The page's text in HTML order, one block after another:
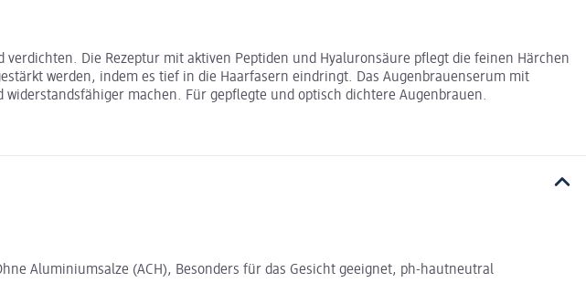
Die Rezeptur mit aktiven Peptiden und Hyaluronsäure pflegt die feinen Härchen
werden, indem es tief in die Haarfasern eindringt. Das Augenbrauenserum mit
machen. Für gepflegte und optisch dichtere Augenbrauen.
Aluminiumsalze (ACH), Besonders für das Gesicht geeignet, ph-hautneutral